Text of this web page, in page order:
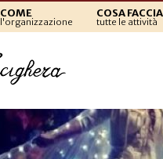
COME
l'organizzazione
COSA
tutte le attività